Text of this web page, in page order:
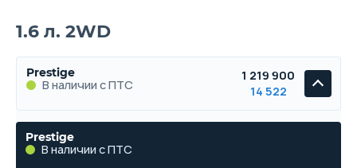
1.6 л. 2WD
Prestige
В наличии с ПТС
1 219 900
14 522
Prestige
В наличии с ПТС